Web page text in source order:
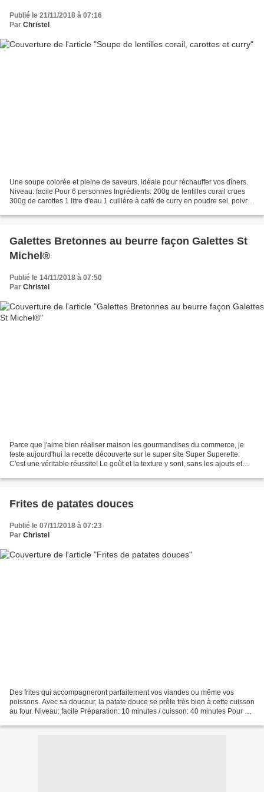
Publié le 21/11/2018 à 07:16
Par Christel
Une soupe colorée et pleine de saveurs, idéale pour réchauffer vos dîners.
Niveau: facile Pour 6 personnes Ingrédients: 200g de lentilles corail crues
300g de carottes 1 litre d'eau 1 cuillère à café de curry en poudre sel, poivre
Galettes Bretonnes au beurre façon Galettes St
Michel®
Publié le 14/11/2018 à 07:50
Par Christel
Parce que j'aime bien réaliser maison les gourmandises du commerce, je
teste aujourd'hui la recette découverte sur le super site Super Superette.
C'est une véritable réussite! Le goût et la texture y sont, sans les ajouts et
Frites de patates douces
Publié le 07/11/2018 à 07:23
Par Christel
Des frites qui accompagneront parfaitement vos viandes ou même vos
poissons. Avec sa douceur, la patate douce se prête très bien à cette cuisson
au four. Niveau: facile Préparation: 10 minutes / cuisson: 40 minutes Pour 4